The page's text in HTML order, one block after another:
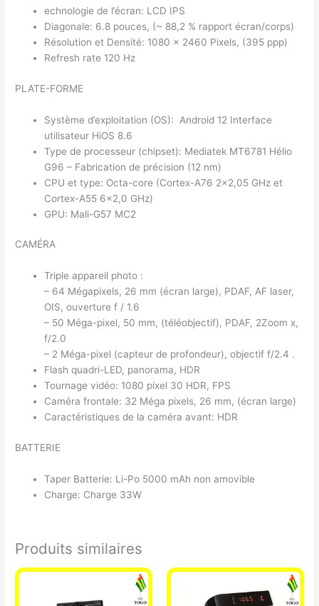
echnologie de l’écran: LCD IPS
Diagonale: 6.8 pouces, (~ 88,2 % rapport écran/corps)
Résolution et Densité: 1080 × 2460 Pixels, (395 ppp)
Refresh rate 120 Hz
PLATE-FORME
Système d’exploitation (OS): Android 12 Interface
utilisateur HiOS 8.6
Type de processeur (chipset): Mediatek MT6781 Hélio
G96 – Fabrication de précision (12 nm)
CPU et type: Octa-core (Cortex-A76 2×2,05 GHz et
Cortex-A55 6×2,0 GHz)
GPU: Mali-G57 MC2
CAMÉRA
Triple appareil photo :
– 64 Mégapixels, 26 mm (écran large), PDAF, AF laser,
OIS, ouverture f / 1.6
– 50 Méga-pixel, 50 mm, (téléobjectif), PDAF, 2Zoom x,
f/2.0
– 2 Méga-pixel (capteur de profondeur), objectif f/2.4 .
Flash quadri-LED, panorama, HDR
Tournage vidéo: 1080 pixel 30 HDR, FPS
Caméra frontale: 32 Méga pixels, 26 mm, (écran large)
Caractéristiques de la caméra avant: HDR
BATTERIE
Taper Batterie: Li-Po 5000 mAh non amovible
Charge: Charge 33W
Produits similaires